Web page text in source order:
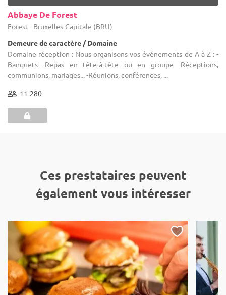
Abbaye De Forest
Forest - Bruxelles-Capitale (BRU)
Demeure de caractère / Domaine
Domaine réception : Nous organisons vos événements de A à Z : -
Banquets -Repas en tête-à-tête ou en groupe -Réceptions,
communions, mariages... -Réunions, conférences, ...
11-280
Ces prestataires peuvent
également vous intéresser